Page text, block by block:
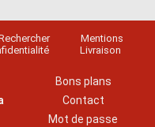
Mentions
Livraison
Bons plans
Contact
Mot de passe